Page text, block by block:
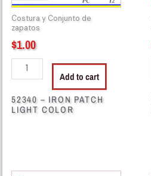
Costura y Conjunto de
zapatos
$1.00
Add to cart
52340 – IRON PATCH
LIGHT COLOR
52413